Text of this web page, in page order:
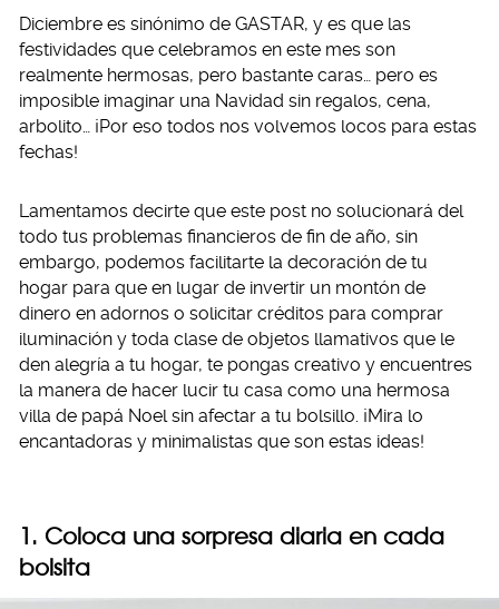
Diciembre es sinónimo de GASTAR, y es que las
festividades que celebramos en este mes son
realmente hermosas, pero bastante caras… pero es
imposible imaginar una Navidad sin regalos, cena,
arbolito… ¡Por eso todos nos volvemos locos para estas
fechas!
Lamentamos decirte que este post no solucionará del
todo tus problemas financieros de fin de año, sin
embargo, podemos facilitarte la decoración de tu
hogar para que en lugar de invertir un montón de
dinero en adornos o solicitar créditos para comprar
iluminación y toda clase de objetos llamativos que le
den alegría a tu hogar, te pongas creativo y encuentres
la manera de hacer lucir tu casa como una hermosa
villa de papá Noel sin afectar a tu bolsillo. ¡Mira lo
encantadoras y minimalistas que son estas ideas!
1. Coloca una sorpresa diaria en cada
bolsita